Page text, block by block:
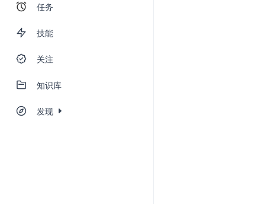
任务
技能
关注
知识库
发现